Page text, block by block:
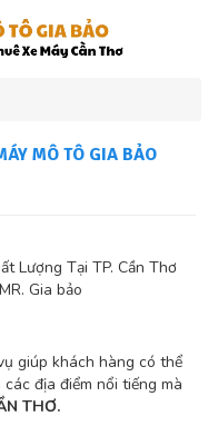
MÔ TÔ GIA BẢO
Lượng Tại TP. Cần Thơ
Gia bảo
giúp khách hàng có thể
địa điểm nổi tiếng mà
THƠ.